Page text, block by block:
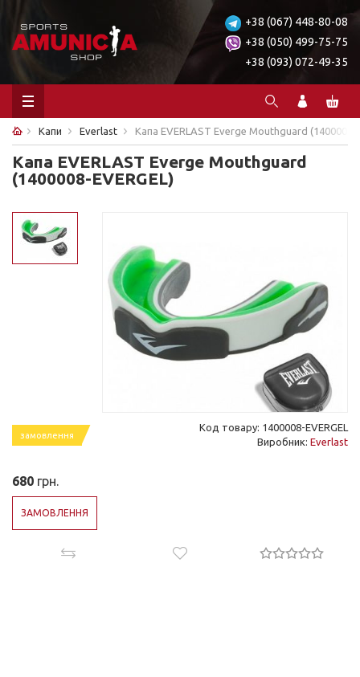
+38 (067) 448-80-08
+38 (050) 499-75-75
+38 (093) 072-49-35
Капи Everlast Капа EVERLAST Everge Mouthguard (1400008-
Капа EVERLAST Everge Mouthguard
(1400008-EVERGEL)
замовлення
Код товару: 1400008-EVERGEL
Виробник: Everlast
680 грн.
ЗАМОВЛЕННЯ